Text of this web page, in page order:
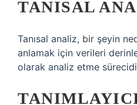
TANISAL
Tanısal analiz, bir şeyin
anlamak için verileri
olarak analiz etme